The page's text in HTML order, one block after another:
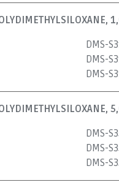
DMS-
DMS-
DMS-
DMS-
DMS-
DMS-